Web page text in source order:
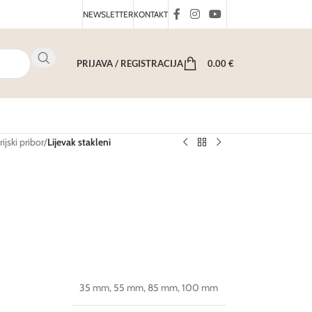
NEWSLETTERKONTAKT
PRIJAVA / REGISTRACIJA 0.00€
pribor/Lijevak stakleni
35 mm, 55 mm, 85 mm,100 mm